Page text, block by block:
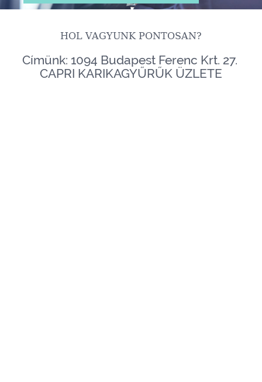
HOL VAGYUNK PONTOSAN?
Címünk: 1094 Budapest Ferenc Krt. 27.
CAPRI KARIKAGYŰRŰK ÜZLETE